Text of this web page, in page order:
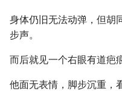
身体仍旧无法动弹，但胡
步声。
而后就见一个右眼有道疤
他面无表情，脚步沉重，